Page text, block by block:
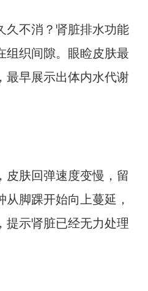
久不消？肾脏排水功能
组织间隙。眼睑皮肤最
最早展示出体内水代谢
皮肤回弹速度变慢，留
脚踝开始向上蔓延，
提示肾脏已经无力处理